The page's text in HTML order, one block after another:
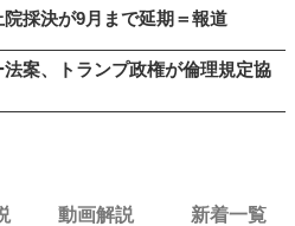
採決が9月まで延期＝報道
案、トランプ政権が倫理規定協
動画解説 新着一覧